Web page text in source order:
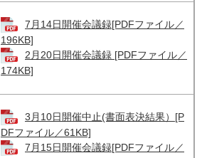
7月14日開催会議録[PDFファイル／
196KB]
2月20日開催会議録 [PDFファイル／
174KB]
3月10日開催中止(書面表決結果）[P
DFファイル／61KB]
7月15日開催会議録[PDFファイル／